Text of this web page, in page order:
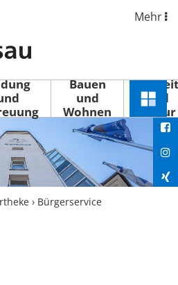
Mehr
Bauen
und
Wohnen
Freizeit
und
Kultur
Menü
› Bürgerservice